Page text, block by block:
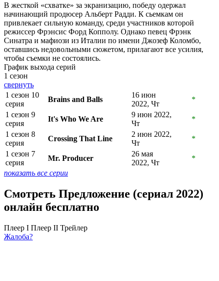
В жесткой «схватке» за экранизацию, победу одержал
начинающий продюсер Альберт Радди. К сьемкам он
привлекает сильную команду, среди участников которой
режиссер Фрэнсис Форд Копполу. Однако певец Фрэнк
Синатра и мафиози из Италии по имени Джозеф Коломбо,
оставшись недовольными сюжетом, прилагают все усилия,
чтобы съемки не состоялись.
График выхода серий
1 сезон
свернуть
1 сезон 10
серия
Brains and Balls
16 июн
2022, Чт
*
1 сезон 9
серия
It's Who We Are
9 июн 2022,
Чт
*
1 сезон 8
серия
Crossing That Line
2 июн 2022,
Чт
*
1 сезон 7
серия
Mr. Producer
26 мая
2022, Чт
*
показать все серии
Смотреть Предложение (сериал 2022)
онлайн бесплатно
Плеер I Плеер II Трейлер
Жалоба?